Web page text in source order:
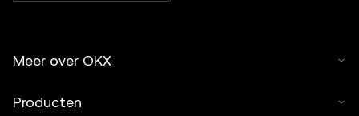
Meer over OKX
Producten